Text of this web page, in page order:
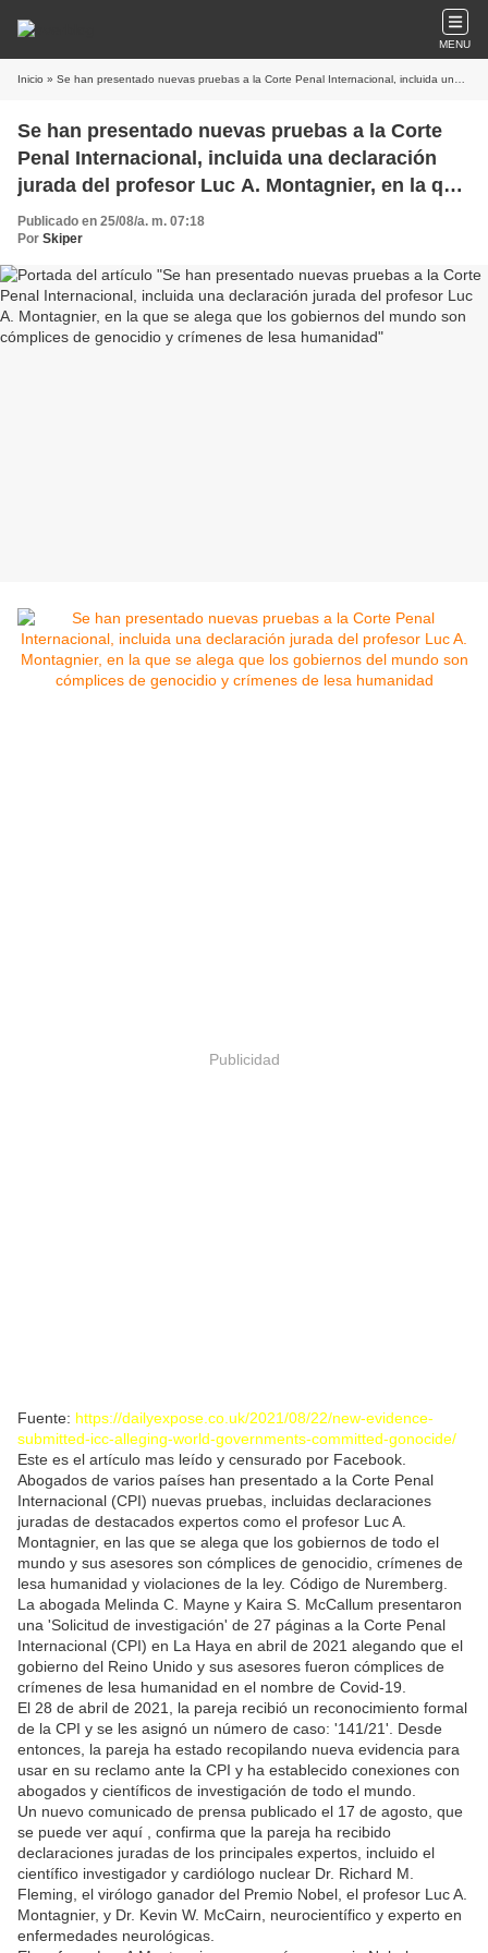
MENU
Inicio » Se han presentado nuevas pruebas a la Corte Penal Internacional, incluida una declaración jurada del profesor Luc A. Montagnier, en la que se alega que los gobiernos del mundo son cómplices de genocidio y crímenes de lesa humanidad
Se han presentado nuevas pruebas a la Corte
Penal Internacional, incluida una declaración
jurada del profesor Luc A. Montagnier, en la que
se alega que los gobiernos del mundo son
cómplices de genocidio y crímenes de lesa
humanidad
Publicado en 25/08/a. m. 07:18
Por Skiper
Publicidad
Fuente: https://dailyexpose.co.uk/2021/08/22/new-evidence-
submitted-icc-alleging-world-governments-committed-gonocide/
Este es el artículo mas leído y censurado por Facebook.
Abogados de varios países han presentado a la Corte Penal
Internacional (CPI) nuevas pruebas, incluidas declaraciones
juradas de destacados expertos como el profesor Luc A.
Montagnier, en las que se alega que los gobiernos de todo el
mundo y sus asesores son cómplices de genocidio, crímenes de
lesa humanidad y violaciones de la ley. Código de Nuremberg.
La abogada Melinda C. Mayne y Kaira S. McCallum presentaron
una 'Solicitud de investigación' de 27 páginas a la Corte Penal
Internacional (CPI) en La Haya en abril de 2021 alegando que el
gobierno del Reino Unido y sus asesores fueron cómplices de
crímenes de lesa humanidad en el nombre de Covid-19.
El 28 de abril de 2021, la pareja recibió un reconocimiento formal
de la CPI y se les asignó un número de caso: '141/21'. Desde
entonces, la pareja ha estado recopilando nueva evidencia para
usar en su reclamo ante la CPI y ha establecido conexiones con
abogados y científicos de investigación de todo el mundo.
Un nuevo comunicado de prensa publicado el 17 de agosto, que
se puede ver aquí , confirma que la pareja ha recibido
declaraciones juradas de los principales expertos, incluido el
científico investigador y cardiólogo nuclear Dr. Richard M.
Fleming, el virólogo ganador del Premio Nobel, el profesor Luc A.
Montagnier, y Dr. Kevin W. McCairn, neurocientífico y experto en
enfermedades neurológicas.